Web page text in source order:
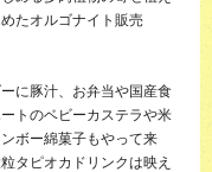
たオルゴナイト販売
に豚汁、お弁当や国産食
トのベビーカステラや米
ボー綿菓子もやって来
タピオカドリンクは映え